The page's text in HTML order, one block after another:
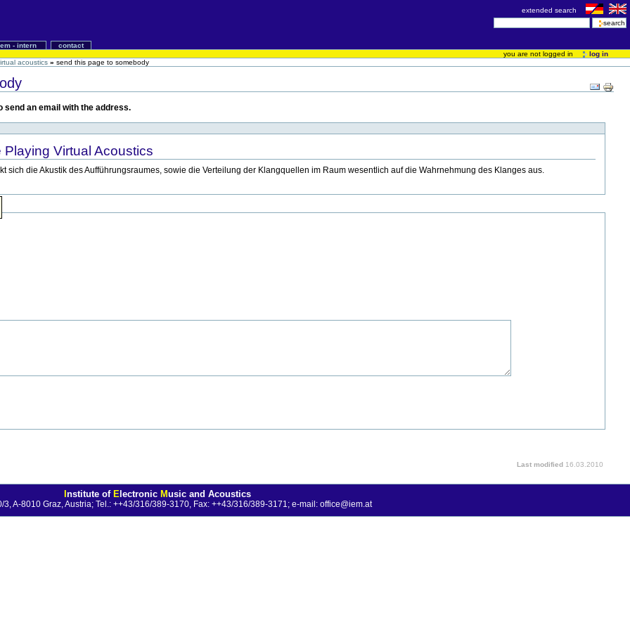
extended search
- intern
contact
you are not logged in
log in
acoustics » send this page to somebody
send an email with the address.
Virtual Acoustics
sich die Akustik des Aufführungsraumes, sowie die Verteilung der Klangquellen im Raum wesentlich auf die Wahrnehmung des Klanges aus.
Last modified 16.03.2010
Institute of Electronic Music and Acoustics
3, A-8010 Graz, Austria; Tel.: ++43/316/389-3170, Fax: ++43/316/389-3171; e-mail: office@iem.at